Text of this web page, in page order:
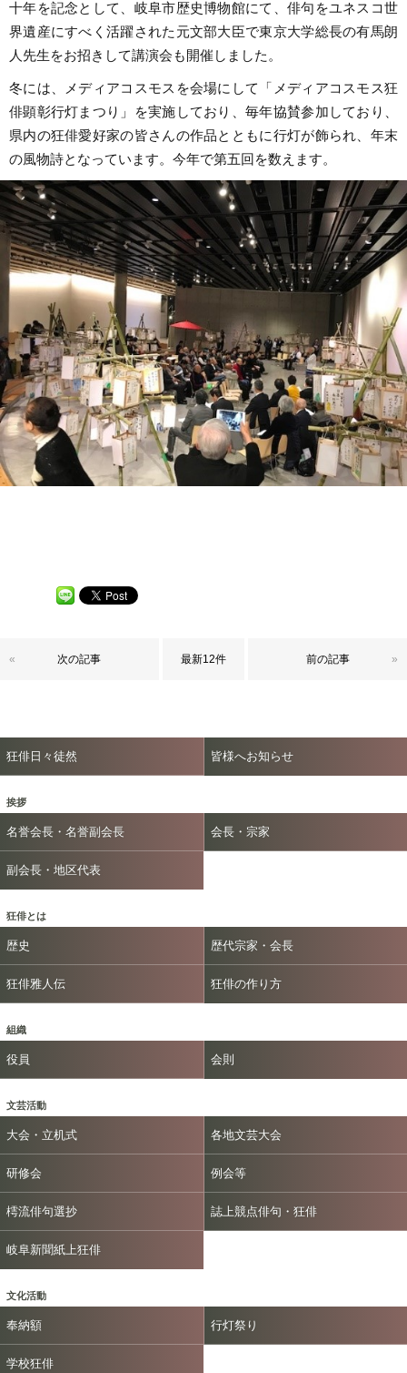
十年を記念として、岐阜市歴史博物館にて、俳句をユネスコ世
界遺産にすべく活躍された元文部大臣で東京大学総長の有馬朗
人先生をお招きして講演会も開催しました。
冬には、メディアコスモスを会場にして「メディアコスモス狂
俳顕彰行灯まつり」を実施しており、毎年協賛参加しており、
県内の狂俳愛好家の皆さんの作品とともに行灯が飾られ、年末
の風物詩となっています。今年で第五回を数えます。
次の記事
« 最新12件 前の記事 »
狂俳日々徒然 皆様へお知らせ
挨拶
名誉会長・名誉副会長 会長・宗家
副会長・地区代表
狂俳とは
歴史 歴代宗家・会長
狂俳雅人伝 狂俳の作り方
組織
役員 会則
文芸活動
大会・立机式 各地文芸大会
研修会 例会等
樗流俳句選抄 誌上競点俳句・狂俳
岐阜新聞紙上狂俳
文化活動
奉納額 行灯祭り
学校狂俳